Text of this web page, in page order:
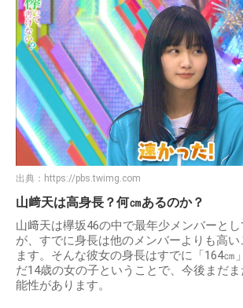
出典： https://pbs.twimg.com
山﨑天は高身長？何㎝あるのか？
山﨑天は欅坂46の中で最年少メンバーと
が、すでに身長は他のメンバーよりも高
ます。そんな彼女の身長はすでに「164㎝
だ14歳の女の子ということで、今後まだ
能性があります。